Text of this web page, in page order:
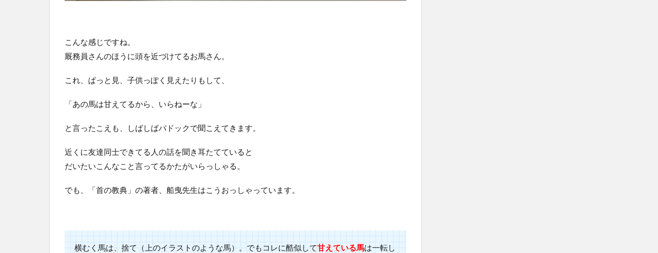
こんな感じですね。
厩務員さんのほうに頭を近づけてるお馬さん。
これ、ぱっと見、子供っぽく見えたりもして、
「あの馬は甘えてるから、いらねーな」
と言ったこえも、しばしばパドックで聞こえてきます。
近くに友達同士できてる人の話を聞き耳たてていると
だいたいこんなこと言ってるかたがいらっしゃる。
でも、「首の教典」の著者、船曳先生はこうおっしゃっています。
横むく馬は、捨て（上のイラストのような馬）。でもコレに酷似して甘えている馬は一転し